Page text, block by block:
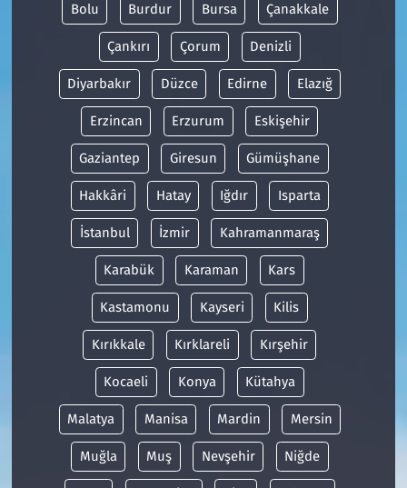
Bolu Burdur Bursa Çanakkale
Çankırı Çorum Denizli
Diyarbakır Düzce Edirne Elazığ
Erzincan Erzurum Eskişehir
Gaziantep Giresun Gümüşhane
Hakkâri Hatay Iğdır Isparta
İstanbul İzmir Kahramanmaraş
Karabük Karaman Kars
Kastamonu Kayseri Kilis
Kırıkkale Kırklareli Kırşehir
Kocaeli Konya Kütahya
Malatya Manisa Mardin Mersin
Muğla Muş Nevşehir Niğde